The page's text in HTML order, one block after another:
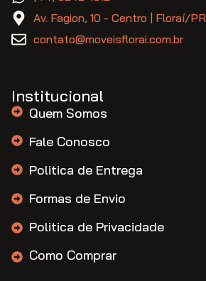
Av. Fagion, 10 - Centro | Floraí/PR
contato@moveisflorai.com.br
Institucional
Quem Somos
Fale Conosco
Politica de Entrega
Formas de Envio
Politica de Privacidade
Como Comprar